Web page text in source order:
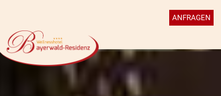
ANFRAGEN